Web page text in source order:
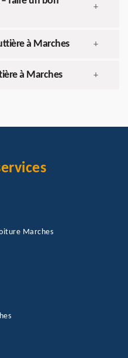
+
à Marches +
à Marches +
Marches